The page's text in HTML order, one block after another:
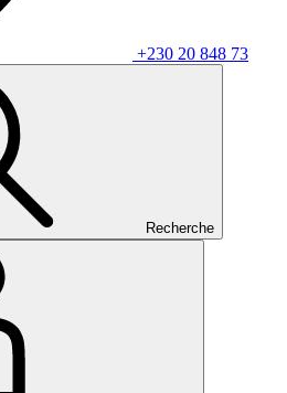
+230 20 848 73
Recherche